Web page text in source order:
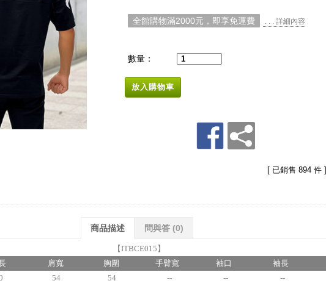
全館購物滿2000元，即享免運費 . . . 詳細內容
數量：
放入購物車
[ 已銷售 894 件 ]
商品描述 問與答 (0)